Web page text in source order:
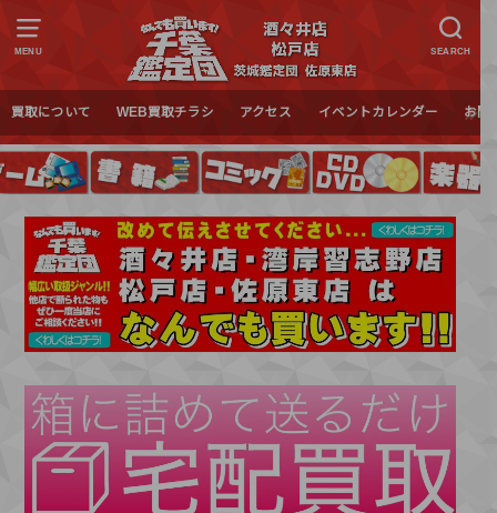
MENU SEARCH
買取について WEB買取チラシ アクセス イベントカレンダー お問